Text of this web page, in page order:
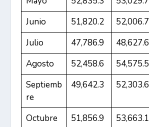
Junio
51,820.2 52,006.7
Julio
47,786.9 48,627.6
Agosto
52,458.6 54,575.5
Septiemb
re
49,642.3 52,303.6
Octubre 51,856.9 53,663.1